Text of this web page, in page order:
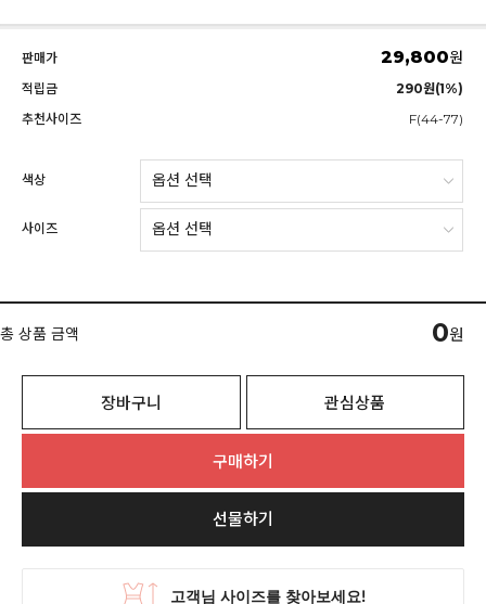
판매가 29,800원
적립금
290원(1%)
추천사이즈
F(44-77)
색상
사이즈
총 상품 금액 0원
장바구니 관심상품
구매하기
선물하기